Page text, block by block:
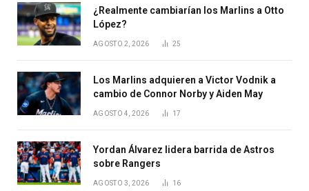
¿Realmente cambiarían los Marlins a Otto
López?
AGOSTO 2, 2026 25
Los Marlins adquieren a Victor Vodnik a
cambio de Connor Norby y Aiden May
AGOSTO 4, 2026 17
Yordan Álvarez lidera barrida de Astros
sobre Rangers
AGOSTO 3, 2026 16